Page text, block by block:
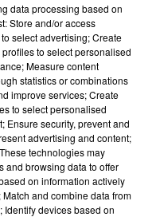
dans le
data processing based on
Store and/or access
select advertising; Create
to select personalised
Measure content
statistics or combinations
improve services; Create
to select personalised
Ensure security, prevent and
advertising and content;
technologies may
and browsing data to offer
on information actively
and combine data from
Identify devices based on